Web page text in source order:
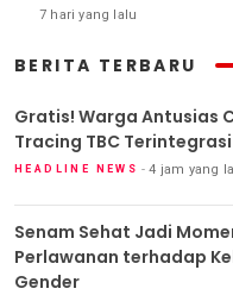
7 hari yang lalu
BERITA TERBARU
Gratis! Warga Antusias
Tracing TBC
HEADLINE NEWS 4 jam yang
Senam Sehat Jadi
Perlawanan terhadap
Gender